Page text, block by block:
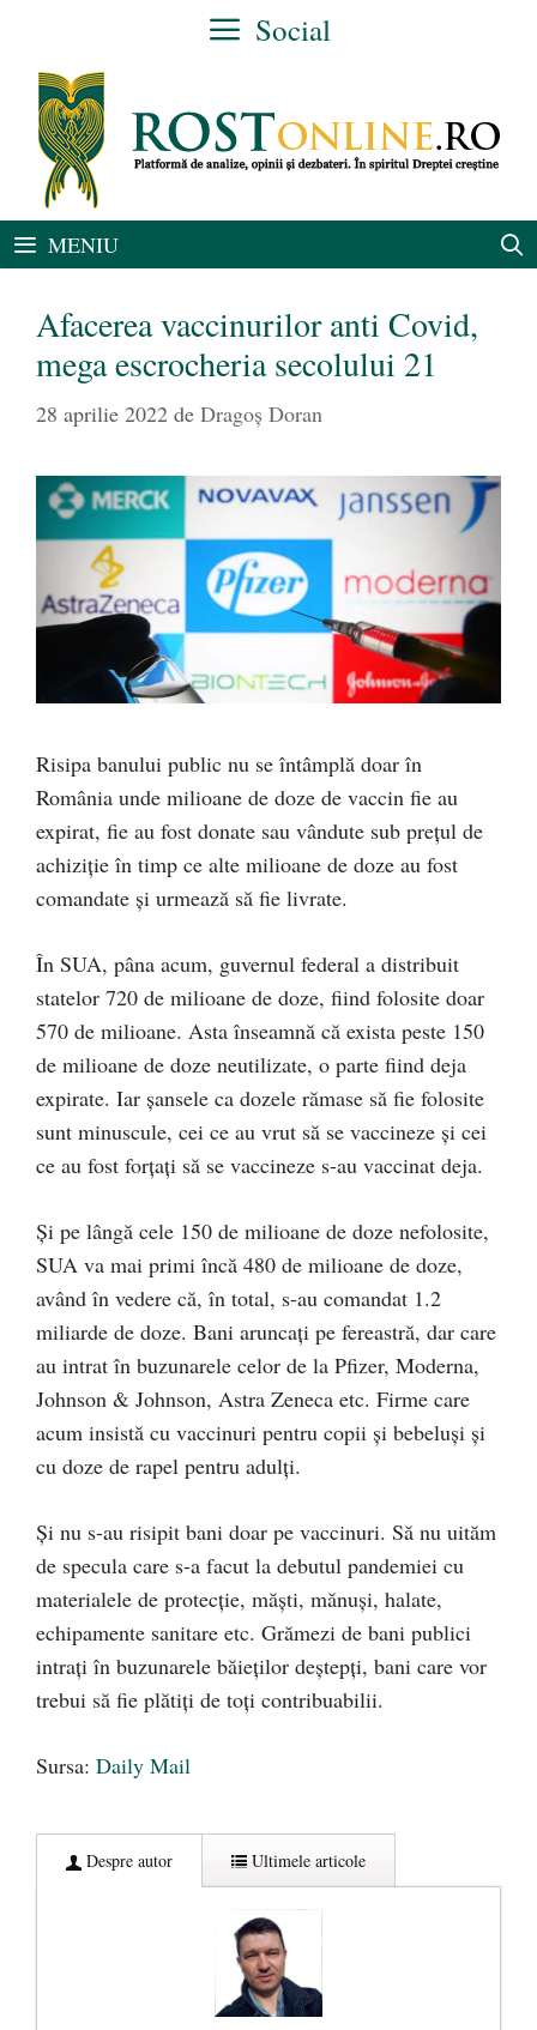
conținut
Social
MENIU
Afacerea vaccinurilor anti Covid,
mega escrocheria secolului 21
28 aprilie 2022 de Dragoș Doran
Risipa banului public nu se întâmplă doar în
România unde milioane de doze de vaccin fie au
expirat, fie au fost donate sau vândute sub prețul de
achiziție în timp ce alte milioane de doze au fost
comandate și urmează să fie livrate.
În SUA, pâna acum, guvernul federal a distribuit
statelor 720 de milioane de doze, fiind folosite doar
570 de milioane. Asta înseamnă că exista peste 150
de milioane de doze neutilizate, o parte fiind deja
expirate. Iar șansele ca dozele rămase să fie folosite
sunt minuscule, cei ce au vrut să se vaccineze și cei
ce au fost forțați să se vaccineze s-au vaccinat deja.
Și pe lângă cele 150 de milioane de doze nefolosite,
SUA va mai primi încă 480 de milioane de doze,
având în vedere că, în total, s-au comandat 1.2
miliarde de doze. Bani aruncați pe fereastră, dar care
au intrat în buzunarele celor de la Pfizer, Moderna,
Johnson & Johnson, Astra Zeneca etc. Firme care
acum insistă cu vaccinuri pentru copii și bebeluși și
cu doze de rapel pentru adulți.
Și nu s-au risipit bani doar pe vaccinuri. Să nu uităm
de specula care s-a facut la debutul pandemiei cu
materialele de protecție, măști, mănuși, halate,
echipamente sanitare etc. Grămezi de bani publici
intrați în buzunarele băieților deștepți, bani care vor
trebui să fie plătiți de toți contribuabilii.
Sursa: Daily Mail
Despre autor Ultimele articole